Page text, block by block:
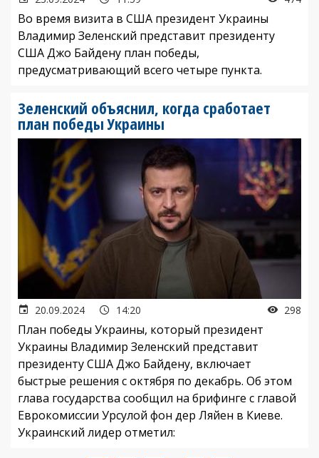
Во время визита в США президент Украины
Владимир Зеленский представит президенту
США Джо Байдену план победы,
предусматривающий всего четыре пункта.
Зеленский объяснил, когда сработает
план победы Украины
20.09.2024 14:20 298
План победы Украины, который президент
Украины Владимир Зеленский представит
президенту США Джо Байдену, включает
быстрые решения с октября по декабрь. Об этом
глава государства сообщил на брифинге с главой
Еврокомиссии Урсулой фон дер Ляйен в Киеве.
Украинский лидер отметил: